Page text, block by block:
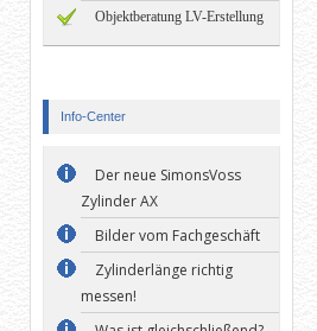
Objektberatung LV-Erstellung
Info-Center
Der neue SimonsVoss
Zylinder AX
Bilder vom Fachgeschäft
Zylinderlänge richtig
messen!